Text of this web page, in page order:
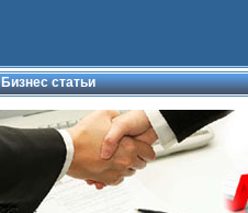
Бизнес статьи